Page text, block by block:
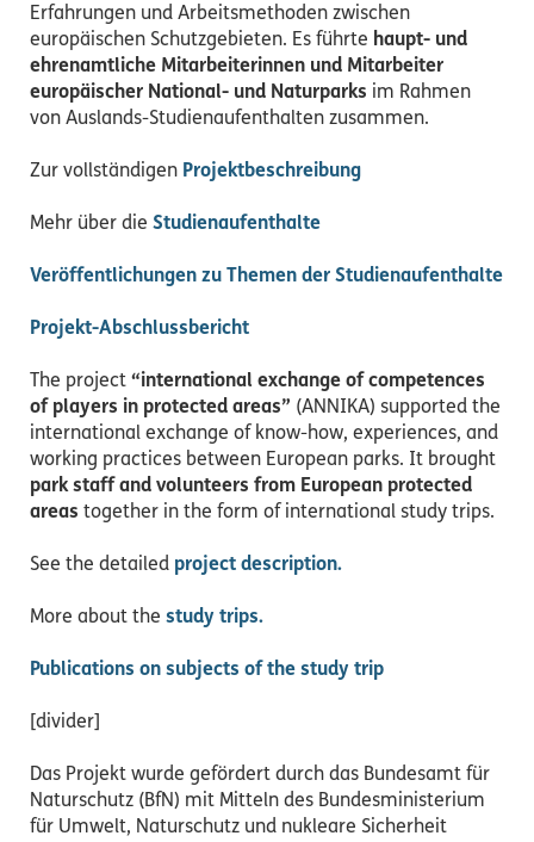
Erfahrungen und Arbeitsmethoden zwischen
europäischen Schutzgebieten. Es führte haupt- und
ehrenamtliche Mitarbeiterinnen und Mitarbeiter
europäischer National- und Naturparks im Rahmen
von Auslands-Studienaufenthalten zusammen.
Zur vollständigen Projektbeschreibung
Mehr über die Studienaufenthalte
Veröffentlichungen zu Themen der Studienaufenthalte
Projekt-Abschlussbericht
The project “international exchange of competences
of players in protected areas” (ANNIKA) supported the
international exchange of know-how, experiences, and
working practices between European parks. It brought
park staff and volunteers from European protected
areas together in the form of international study trips.
See the detailed project description.
More about the study trips.
Publications on subjects of the study trip
[divider]
Das Projekt wurde gefördert durch das Bundesamt für
Naturschutz (BfN) mit Mitteln des Bundesministerium
für Umwelt, Naturschutz und nukleare Sicherheit